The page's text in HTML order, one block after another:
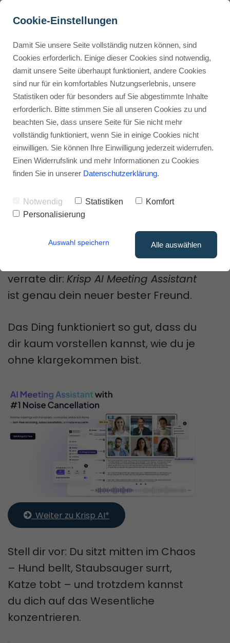
Buyer Personas erstellen
Landingpage optimieren
Internal Linking Tool
Was kostet Krisp AI?
Entdecke die Preise!
Werbehinweis: Links mit Sternchen (*) sind Affiliate-Links. Kaufst
du darüber ein, erhalte ich eine Provision – ohne Mehrkosten für
dich.
Stephan Ochmann
Bist du manchmal in Meetings und
fühlst dich, als wärst du auf einer
Baustelle, während alle anderen in
Ruhe vor sich hin quatschen?
Dann halt mal kurz inne – ich
verrate dir: Krisp AI Meeting Assistant
ist genau dein neuer bester Freund.
Das Ding funktioniert so gut, dass du
dir kaum vorstellen kannst, wie du je
ohne klargekommen bist.
  Weiter zu Krisp AI*
Stell dir vor: Du sitzt mitten im Chaos
– Hund bellt, Staubsauger surrt,
Katze tobt – und trotzdem kannst
du dich auf das Wesentliche
konzentrieren.
Cookie-Einstellungen
Damit Sie unsere Seite vollständig nutzen können, sind
Cookies erforderlich. Einige dieser Cookies sind notwendig,
damit unsere Seite überhaupt funktioniert, andere Cookies
sind nur für ein komfortables Nutzungserlebnis, unsere
Statistiken oder für besonders auf Sie abgestimmte Inhalte
erforderlich. Bitte stimmen Sie all unseren Cookies zu und
beachten Sie, dass unsere Seite für Sie nicht mehr
vollständig funktioniert, wenn Sie in einige Cookies nicht
einwilligen. Sie können Ihre Einwilligung jederzeit widerrufen.
Einen Widerrufslink und mehr Informationen zu Cookies
finden Sie in unserer Datenschutzerklärung.
Notwendig Statistiken
Komfort
Personalisierung
Auswahl speichern Alle auswählen